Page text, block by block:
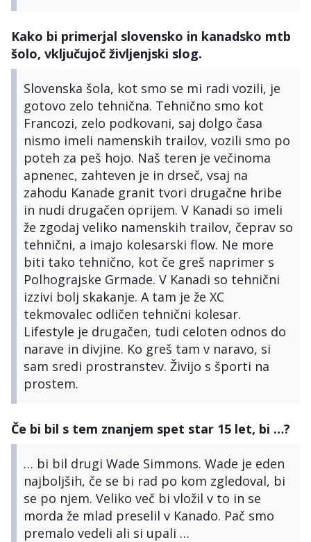
Kako bi primerjal slovensko in kanadsko mtb
šolo, vključujoč življenjski slog.
Slovenska šola, kot smo se mi radi vozili, je
gotovo zelo tehnična. Tehnično smo kot
Francozi, zelo podkovani, saj dolgo časa
nismo imeli namenskih trailov, vozili smo po
poteh za peš hojo. Naš teren je večinoma
apnenec, zahteven je in drseč, vsaj na
zahodu Kanade granit tvori drugačne hribe
in nudi drugačen oprijem. V Kanadi so imeli
že zgodaj veliko namenskih trailov, čeprav so
tehnični, a imajo kolesarski flow. Ne more
biti tako tehnično, kot če greš naprimer s
Polhograjske Grmade. V Kanadi so tehnični
izzivi bolj skakanje. A tam je že XC
tekmovalec odličen tehnični kolesar.
Lifestyle je drugačen, tudi celoten odnos do
narave in divjine. Ko greš tam v naravo, si
sam sredi prostranstev. Živijo s športi na
prostem.
Če bi bil s tem znanjem spet star 15 let, bi …?
… bi bil drugi Wade Simmons. Wade je eden
najboljših, če se bi rad po kom zgledoval, bi
se po njem. Veliko več bi vložil v to in se
morda že mlad preselil v Kanado. Pač smo
premalo vedeli ali si upali …